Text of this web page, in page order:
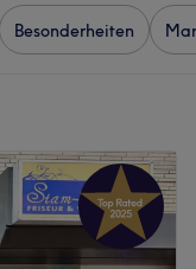
Besonderheiten